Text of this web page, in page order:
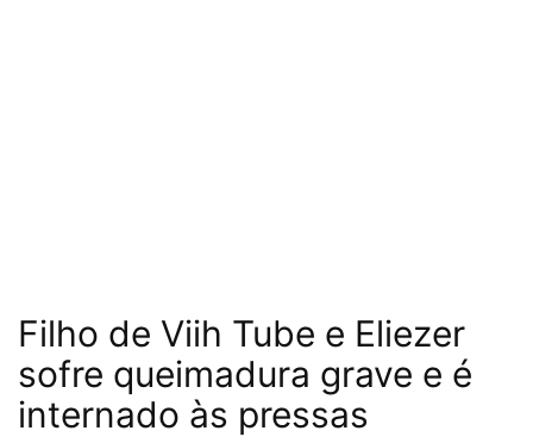
Filho de Viih Tube e Eliezer
sofre queimadura grave e é
internado às pressas